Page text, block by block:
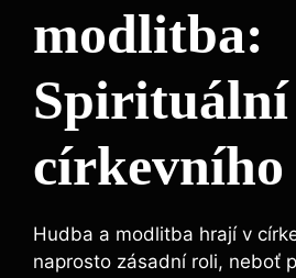
modlitba:
církevního
Hudba a modlitba hrají v
naprosto zásadní roli, neboť